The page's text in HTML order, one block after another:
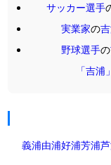
サッカー選手
実業家の
野球選手の
「吉
義浦由浦好浦芳浦